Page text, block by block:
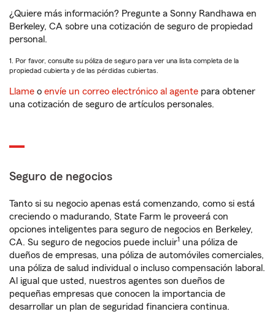
¿Quiere más información? Pregunte a Sonny Randhawa en
Berkeley, CA sobre una cotización de seguro de propiedad
personal.
1. Por favor, consulte su póliza de seguro para ver una lista completa de la
propiedad cubierta y de las pérdidas cubiertas.
Llame o envíe un correo electrónico al agente para obtener
una cotización de seguro de artículos personales.
Seguro de negocios
Tanto si su negocio apenas está comenzando, como si está
creciendo o madurando, State Farm le proveerá con
opciones inteligentes para seguro de negocios en Berkeley,
CA. Su seguro de negocios puede incluir1 una póliza de
dueños de empresas, una póliza de automóviles comerciales,
una póliza de salud individual o incluso compensación laboral.
Al igual que usted, nuestros agentes son dueños de
pequeñas empresas que conocen la importancia de
desarrollar un plan de seguridad financiera continua.